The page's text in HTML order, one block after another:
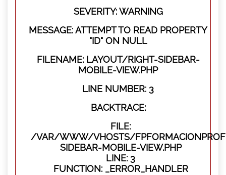
SEVERITY: WARNING
MESSAGE: ATTEMPT TO READ PROPERTY
"ID" ON NULL
FILENAME: LAYOUT/RIGHT-SIDEBAR-
MOBILE-VIEW.PHP
LINE NUMBER: 3
BACKTRACE:
FILE:
/VAR/WWW/VHOSTS/
SIDEBAR-MOBILE-VIEW.PHP
LINE: 3
FUNCTION: _ERROR_HANDLER